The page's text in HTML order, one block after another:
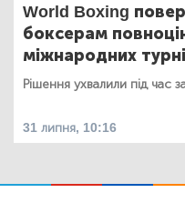
World Boxing
боксерам
міжнародних
Рішення ухвалили під час
31 липня, 10:16